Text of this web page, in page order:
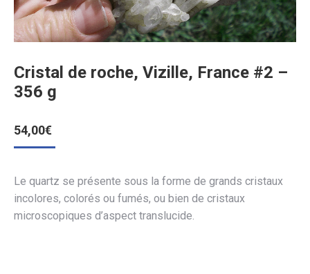
Cristal de roche, Vizille, France #2 –
356 g
54,00€
Le quartz se présente sous la forme de grands cristaux
incolores, colorés ou fumés, ou bien de cristaux
microscopiques d’aspect translucide.